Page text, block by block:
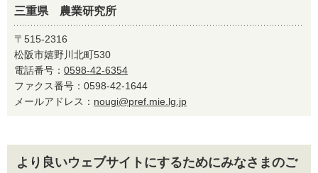
三重県 農業研究所
〒515-2316
松阪市嬉野川北町530
電話番号： 0598-42-6354
ファクス番号：0598-42-1644
メールアドレス： nougi@pref.mie.lg.jp
より良いウェブサイトにするためにみなさまのご